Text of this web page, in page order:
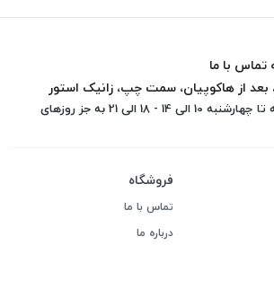
با ما
بعد از هاکوپیان، سمت چپ، زانیک استور
ساعت پاسخگویی : شنبه تا چهارشنبه 10 الی 14 - 18 الی 21 به جز روزهای
فروشگاه
تماس با ما
درباره ما